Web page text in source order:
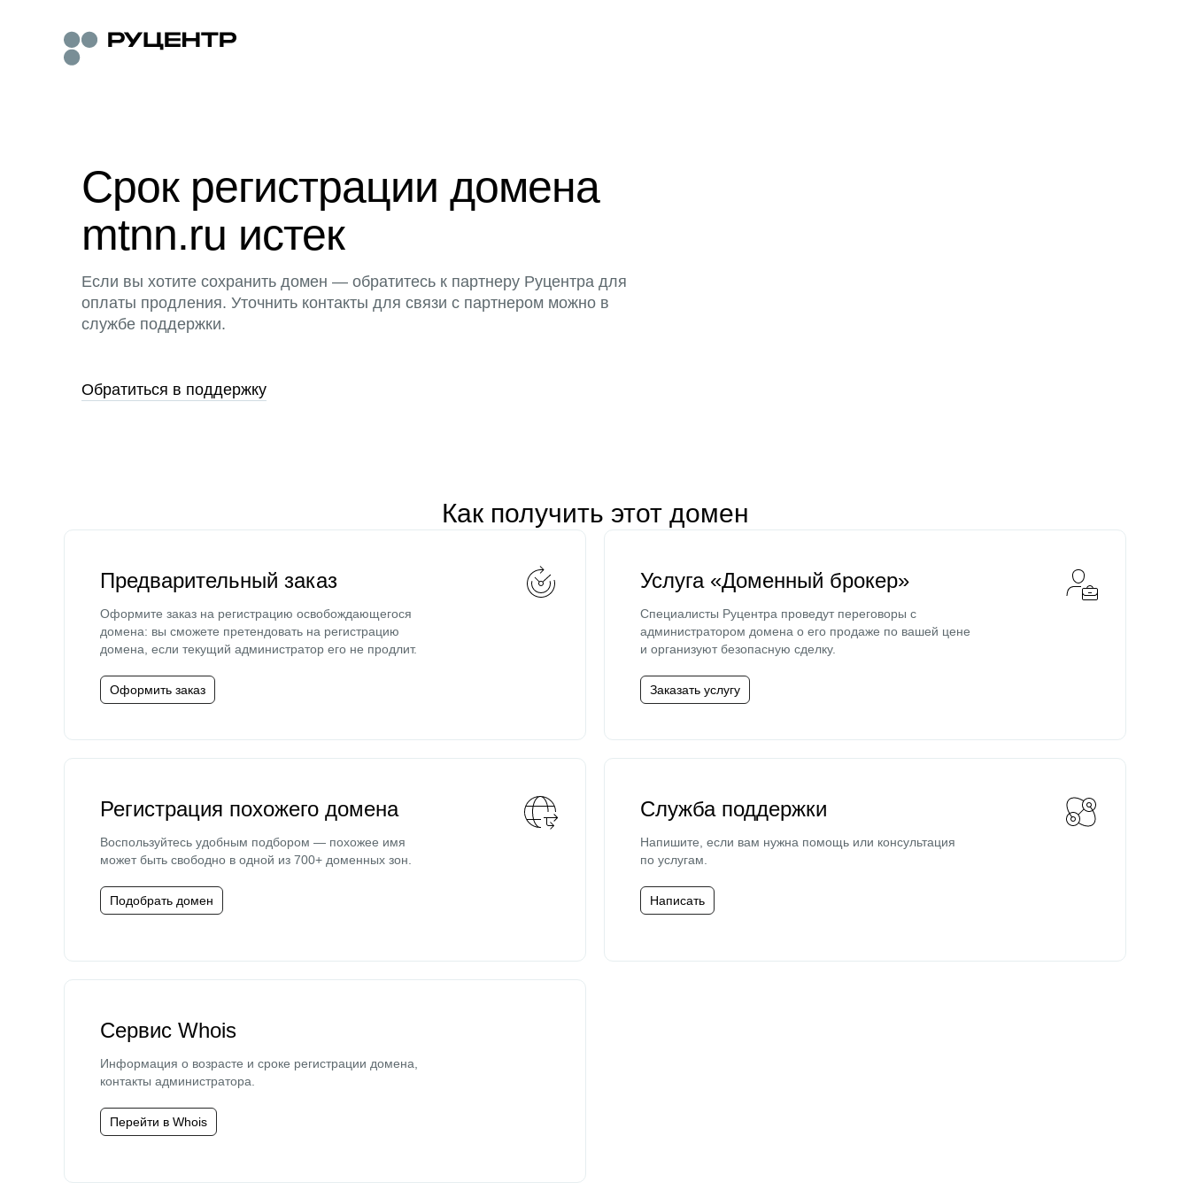
Срок регистрации домена
mtnn.ru истек
Если вы хотите сохранить домен — обратитесь к партнеру Руцентра для
оплаты продления. Уточнить контакты для связи с партнером можно в
службе поддержки.
Обратиться в поддержку
Как получить этот домен
Предварительный заказ
Оформите заказ на регистрацию освобождающегося
домена: вы сможете претендовать на регистрацию
домена, если текущий администратор его не продлит.
Оформить заказ
Услуга «Доменный брокер»
Специалисты Руцентра проведут переговоры с
администратором домена о его продаже по вашей цене
и организуют безопасную сделку.
Заказать услугу
Регистрация похожего домена
Воспользуйтесь удобным подбором — похожее имя
может быть свободно в одной из 700+ доменных зон.
Подобрать домен
Служба поддержки
Напишите, если вам нужна помощь или консультация
по услугам.
Написать
Сервис Whois
Информация о возрасте и сроке регистрации домена,
контакты администратора.
Перейти в Whois